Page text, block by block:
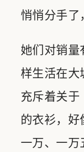
悄悄分手了
她们对销
样生活在
充斥着关
的衣衫，好
一万、一万